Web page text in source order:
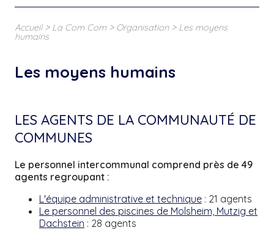
Accueil> La Com Com> Organisation> Les moyens
humains
Les moyens humains
LES AGENTS DE LA COMMUNAUTÉ DE
COMMUNES
Le personnel intercommunal comprend près de 49
agents regroupant :
L'équipe administrative et technique: 21 agents
Le personnel des piscines de Molsheim, Mutzig et
Dachstein : 28 agents